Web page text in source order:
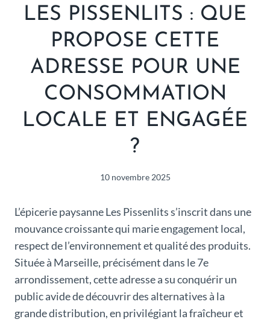
LES PISSENLITS : QUE
PROPOSE CETTE
ADRESSE POUR UNE
CONSOMMATION
LOCALE ET ENGAGÉE
?
10 novembre 2025
L’épicerie paysanne Les Pissenlits s’inscrit dans une
mouvance croissante qui marie engagement local,
respect de l’environnement et qualité des produits.
Située à Marseille, précisément dans le 7e
arrondissement, cette adresse a su conquérir un
public avide de découvrir des alternatives à la
grande distribution, en privilégiant la fraîcheur et